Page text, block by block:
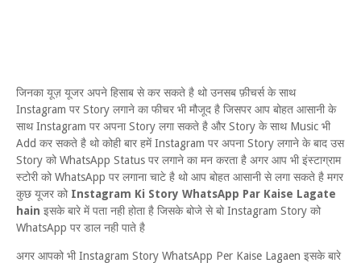
जिनका यूज़ यूजर अपने हिसाब से कर सकते है थो उनसब फ़ीचर्स के साथ
Instagram पर Story लगाने का फीचर भी मौजूद है जिसपर आप बोहत आसानी के
साथ Instagram पर अपना Story लगा सकते है और Story के साथ Music भी
Add कर सकते है थो कोही बार हमें Instagram पर अपना Story लगाने के बाद उस
Story को WhatsApp Status पर लगाने का मन करता है अगर आप भी इंस्टाग्राम
स्टोरी को WhatsApp पर लगाना चाटे है थो आप बोहत आसानी से लगा सकते है मगर
कुछ यूजर को Instagram Ki Story WhatsApp Par Kaise Lagate
hain इसके बारे में पता नही होता है जिसके बोजे से बो Instagram Story को
WhatsApp पर डाल नही पाते है
अगर आपको भी Instagram Story WhatsApp Per Kaise Lagaen इसके बारे